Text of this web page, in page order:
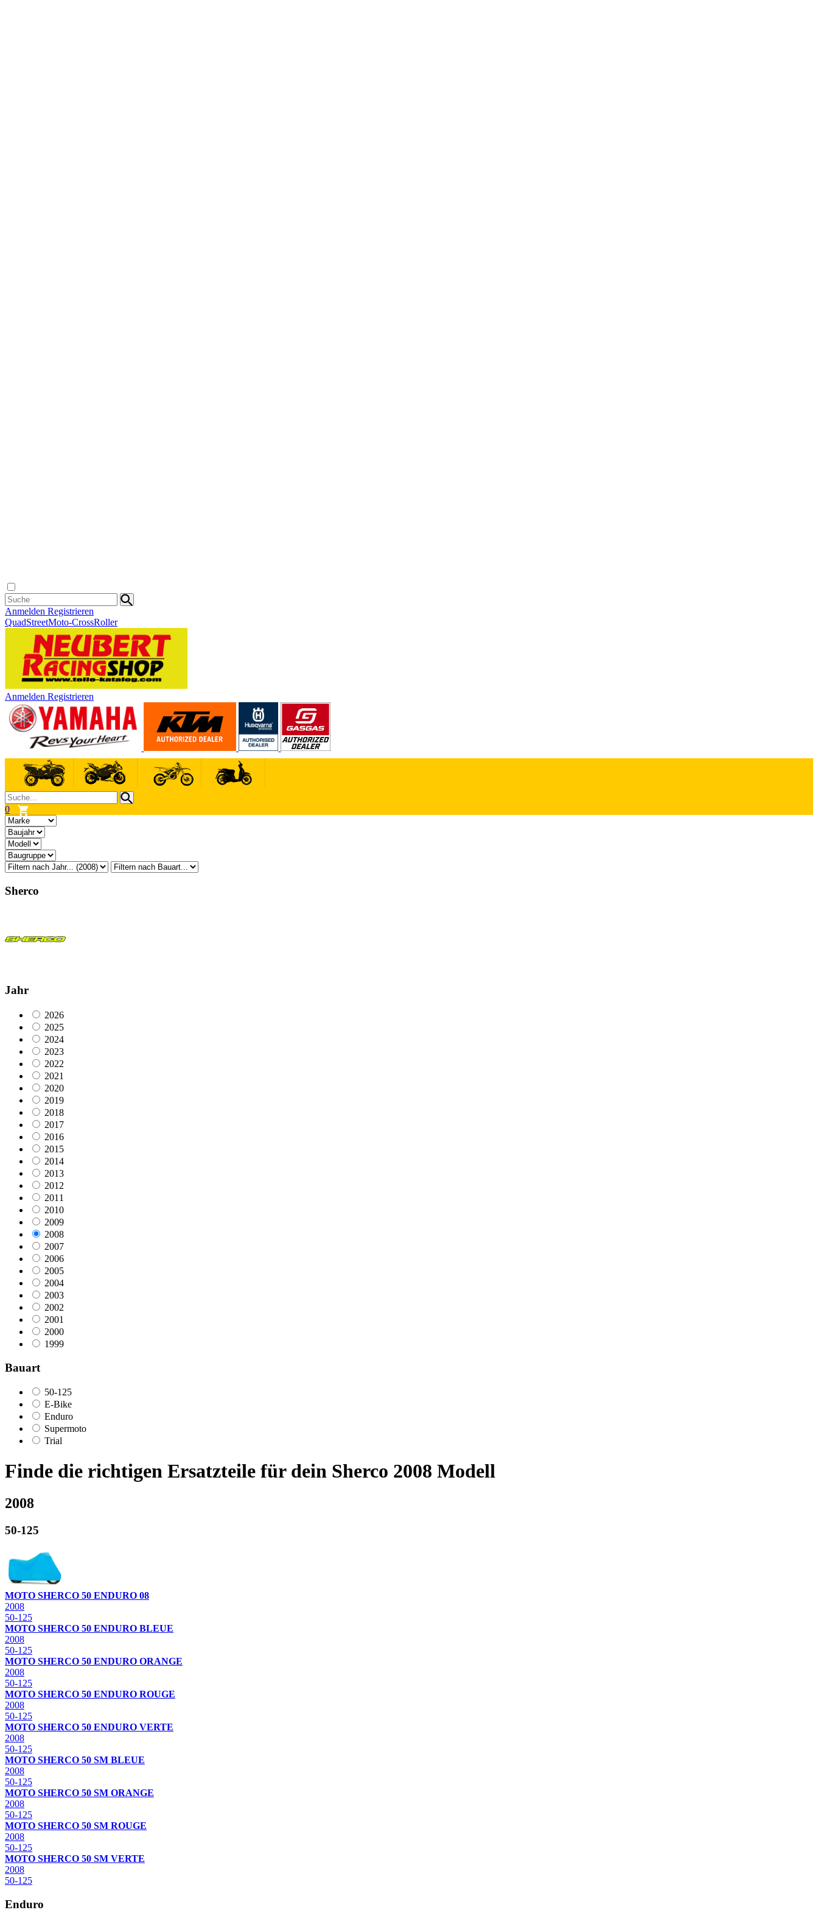
Anmelden Registrieren
QuadStreetMoto-CrossRoller
Anmelden Registrieren
0
Sherco
Jahr
2026
2025
2024
2023
2022
2021
2020
2019
2018
2017
2016
2015
2014
2013
2012
2011
2010
2009
2008
2007
2006
2005
2004
2003
2002
2001
2000
1999
Bauart
50-125
E-Bike
Enduro
Supermoto
Trial
Finde die richtigen Ersatzteile für dein Sherco 2008 Modell
2008
50-125
MOTO SHERCO 50 ENDURO 08
2008
50-125
MOTO SHERCO 50 ENDURO BLEUE
2008
50-125
MOTO SHERCO 50 ENDURO ORANGE
2008
50-125
MOTO SHERCO 50 ENDURO ROUGE
2008
50-125
MOTO SHERCO 50 ENDURO VERTE
2008
50-125
MOTO SHERCO 50 SM BLEUE
2008
50-125
MOTO SHERCO 50 SM ORANGE
2008
50-125
MOTO SHERCO 50 SM ROUGE
2008
50-125
MOTO SHERCO 50 SM VERTE
2008
50-125
Enduro